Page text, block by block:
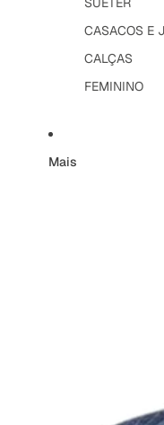
CASACOS E
CALÇAS
FEMININO
Mais